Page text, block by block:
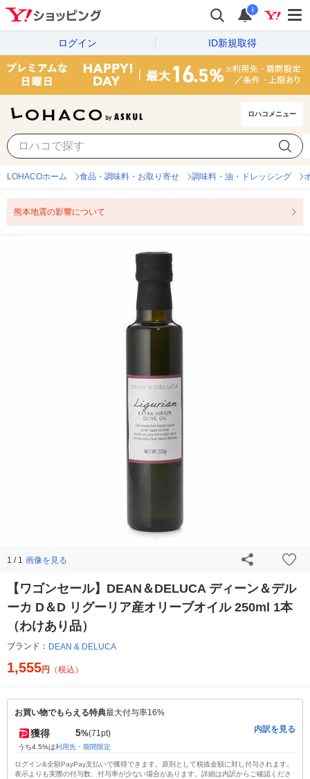
i
ログイン ID新規取得
ロハコメニュー
LOHACOホーム 食品・調味料・お取り寄せ 調味料・油・ドレッシング
熊本地震の影響について
1 / 1 画像を見る
【ワゴンセール】DEAN＆DELUCA ディーン＆デル
ーカ D＆D リグーリア産オリーブオイル 250ml 1本
（わけあり品）
ブランド： DEAN & DELUCA
1,555円 （税込）
お買い物でもらえる特典最大付与率16%
獲得 5%(71pt)
うち4.5%は利用先・期間限定
内訳を見る
ログイン&全額PayPay支払いで獲得できます。原則として税抜金額に対し付与されます。
表示よりも実際の付与数、付与率が少ない場合があります。詳細は内訳からご確認くださ